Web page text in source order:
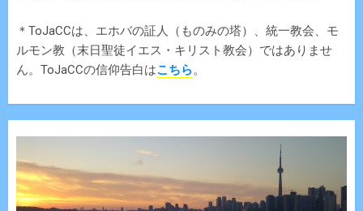
＊ToJaCCは、エホバの証人（ものみの塔）、統一教会、モ
ルモン教（末日聖徒イエス・キリスト教会）ではありませ
ん。ToJaCCの信仰告白はこちら。